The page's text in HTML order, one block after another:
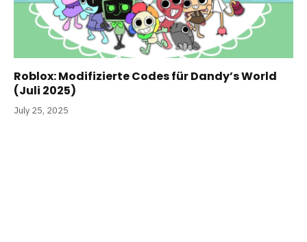
Roblox: Modifizierte Codes für Dandy’s World
(Juli 2025)
July 25, 2025